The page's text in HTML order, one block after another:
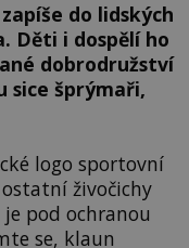
do lidských
Děti i dospělí ho
dobrodružství
sice šprýmaři,
logo sportovní
živočichy
pod ochranou
se, klaun